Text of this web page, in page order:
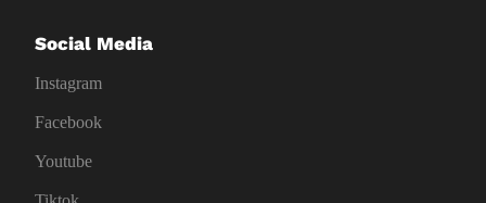
Social Media
Instagram
Facebook
Youtube